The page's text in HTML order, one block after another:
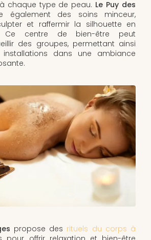
chaque type de peau. Le Puy des
également des soins minceur,
et raffermir la silhouette en
Ce centre de bien-être peut
des groupes, permettant ainsi
dans une ambiance
propose des rituels du corps à